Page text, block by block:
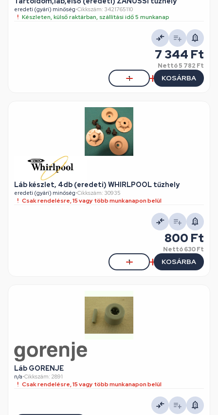
eredeti (gyári) minőség•Cikkszám: 3421765110
Készleten, külső raktárban, szállítási idő 5 munkanap
7 344 Ft
Nettó5 782 Ft
KOSÁRBA
Láb készlet, 4db (eredeti) WHIRLPOOL tűzhely
eredeti (gyári) minőség•Cikkszám: 30935
Csak rendelésre, 15 vagy több munkanapon belül
800 Ft
Nettó630 Ft
KOSÁRBA
Láb GORENJE
n/a•Cikkszám: 2891
Csak rendelésre, 15 vagy több munkanapon belül